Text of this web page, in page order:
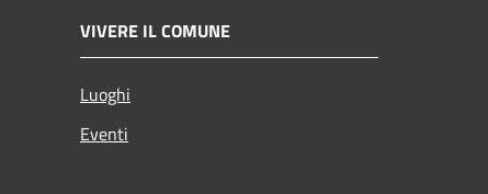
VIVERE IL COMUNE
Luoghi
Eventi